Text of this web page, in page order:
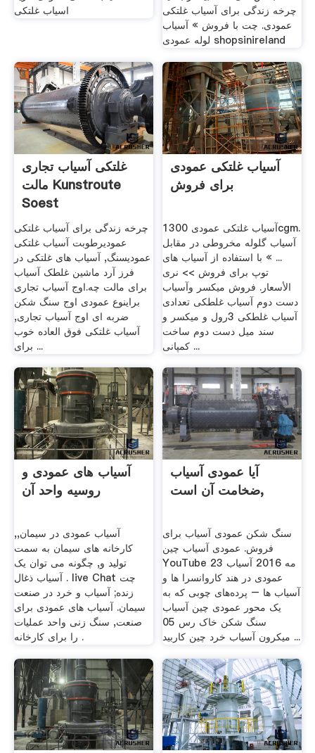
اسیاب غلتکی
چرخه زندگی برای آسیاب غلتکی
عمودی. چت با فروش » آسیاب
لوله عمودی shopsinireland
غلتکی آسیاب تجاری
مالت Kunstroute
Soest
چرخه زندگی برای آسیاب غلتکی
عمودیرطوبت آسیاب غلتکی
عمودیسنگ, آسیاب های غلتکی در
فرز آرد ماشین غلطک آسیاب
برای مالت چه.اوج آسیاب تجاری
براینوع عمودی اوج سنگ شکن
ضربه ای اوج آسیاب تجاری,
آسیاب غلتکی فوق العاده خوب
برای ...
آسیاب غلتکی عمودی
برای فروش
آسیاب غلتکی عمودی 1300cgm.
آسیاب گلوله مخروطی در مقابل
... » با استفاده از آسیاب های
توپ برای فروش >> نرى
الأسعار. فروش میکسر وآسیاب
دست دوم آسیاب غلطکی تعدادی
آسیاب غلطکی 3رول و میکسر و
سند میل دست دوم ساخت
کمپانی ...
آسیاب های عمودی و
روسیه واحد آن
آسیاب عمودی در سیمان,,
کارخانه های سیمان به سمت
تولید و, چگونه می توان یک
آسیاب ذغال . live Chat چت
زنده; آسیاب و خرد در صنعت
سیمان. آسیاب های عمودی برای
صنعت, سنگ زنی واحد عملیات
را برای کارخانه .
آیا عمودی آسیاب
ضخامت آن است,
سنگ شکن عمودی آسیاب برای
فروش. عمودی آسیاب چین
YouTube 23 مه 2016 آسیاب
عمودی در هند کاروانسرا ها و
آسیاب ها – پرده‌های چوبی که به
یک محور عمودی چین آسیاب
سنگ شکن خاک رس 05
میکرون آسیاب خرد چین کاربید ...